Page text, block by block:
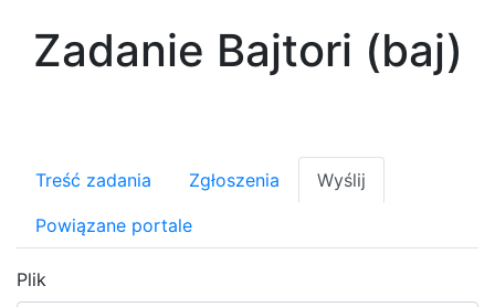
Zadanie Bajtori (baj)
Treść zadania Zgłoszenia Wyślij
Powiązane portale
Plik